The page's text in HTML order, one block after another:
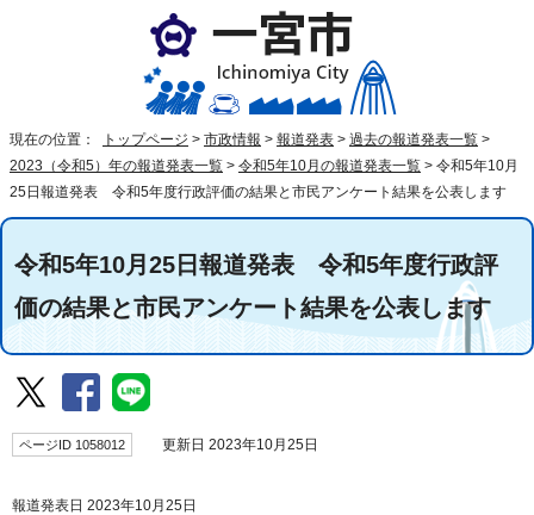
現在の位置： トップページ > 市政情報 > 報道発表 > 過去の報道発表一覧 >
2023（令和5）年の報道発表一覧 > 令和5年10月の報道発表一覧 > 令和5年10月
25日報道発表 令和5年度行政評価の結果と市民アンケート結果を公表します
令和5年10月25日報道発表 令和5年度行政評
価の結果と市民アンケート結果を公表します
ページID 1058012 更新日 2023年10月25日
報道発表日 2023年10月25日